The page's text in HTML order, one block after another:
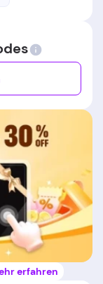
erfahren